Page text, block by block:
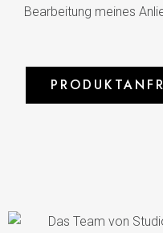
Bearbeitung meines